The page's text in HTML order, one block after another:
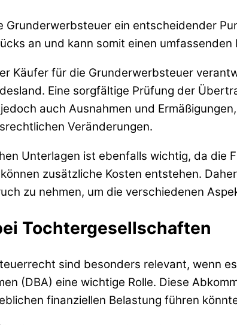
ein entscheidender
an und kann somit einen
Käufer für die Grunderwerbsteuer
Eine sorgfältige Prüfung der
auch Ausnahmen und
Veränderungen.
Unterlagen ist ebenfalls wichtig, da die
zusätzliche Kosten entstehen.
zu nehmen, um die verschiedenen
Tochtergesellschaften
sind besonders relevant, wenn
(DBA) eine wichtige Rolle. Diese
finanziellen Belastung führen